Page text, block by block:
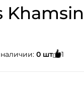
0 шт 1